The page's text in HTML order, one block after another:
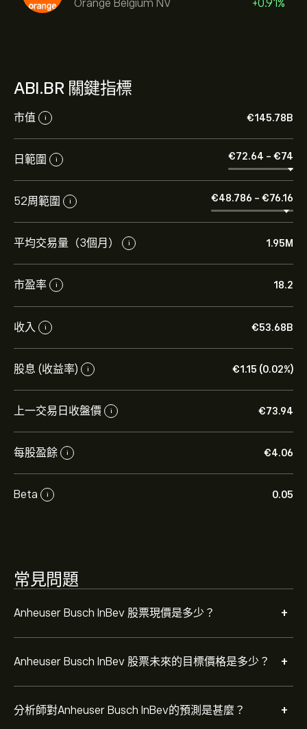
Orange Belgium NV +0.91%
ABI.BR 關鍵指標
市值 i ‎€‎145.78B
日範圍 i ‎€‎72.64 - ‎€‎74
52周範圍 i ‎€‎48.786 - ‎€‎76.16
平均交易量（3個月） i 1.95M
市盈率 i 18.2
收入 i ‎€‎53.68B
股息 (收益率) i ‎€‎1.15 (0.02%)
上一交易日收盤價 i ‎€‎73.94
每股盈餘 i ‎€‎4.06
Beta i 0.05
常見問題
Anheuser Busch InBev 股票現價是多少？ +
ABI.BR 現價為‎€‎73.940。
Anheuser Busch InBev 股票未來的目標價格是多少？ +
Anheuser Busch InBev 的平均目標價為 ‎€‎73.940。註冊
分析師對Anheuser Busch InBev的預測是甚麼？ +
分析師根據市場趨勢、財務報告和預期增長對Anheuser
Busch InBev的預測。查看最新預測以了解未來價格走
勢。